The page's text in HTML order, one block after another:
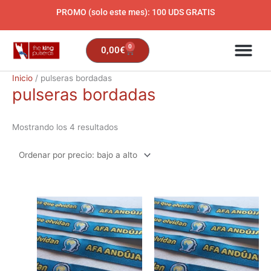
contenido
PROMO (solo este mes): 100 UDS GRATIS
0,00€ 0
Carrito
Inicio / pulseras bordadas
pulseras bordadas
Mostrando los 4 resultados
por
precio:
a
Este
producto
tiene
múltiples
variantes.
Las